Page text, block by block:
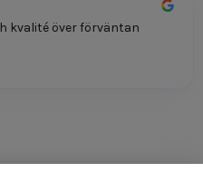
kvalité över förväntan